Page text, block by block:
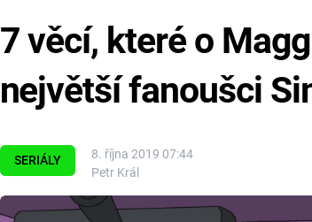
SERIÁLY
8. října 2019 07:44
Petr Král
7 věcí, které o
největší fanoušci